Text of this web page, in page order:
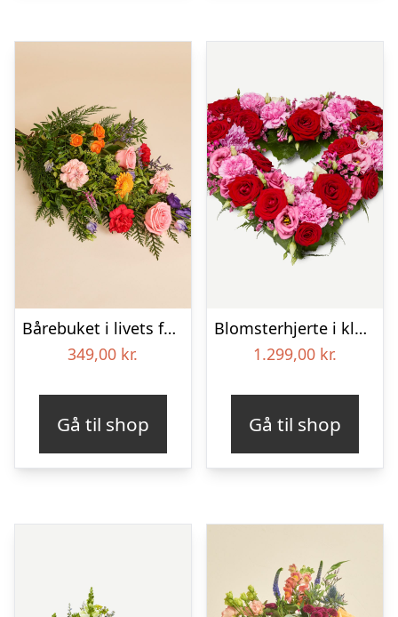
Bårebuket i livets farver
349,00 kr.
Gå til shop
Blomsterhjerte i klassisk stil – pink
1.299,00 kr.
Gå til shop